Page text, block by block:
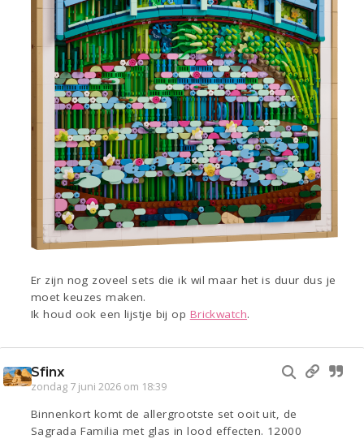
Er zijn nog zoveel sets die ik wil maar het is duur dus je
moet keuzes maken.
Ik houd ook een lijstje bij op Brickwatch.
Sfinx
zondag 7 juni 2026 om 18:39
Binnenkort komt de allergrootste set ooit uit, de
Sagrada Familia met glas in lood effecten. 12000